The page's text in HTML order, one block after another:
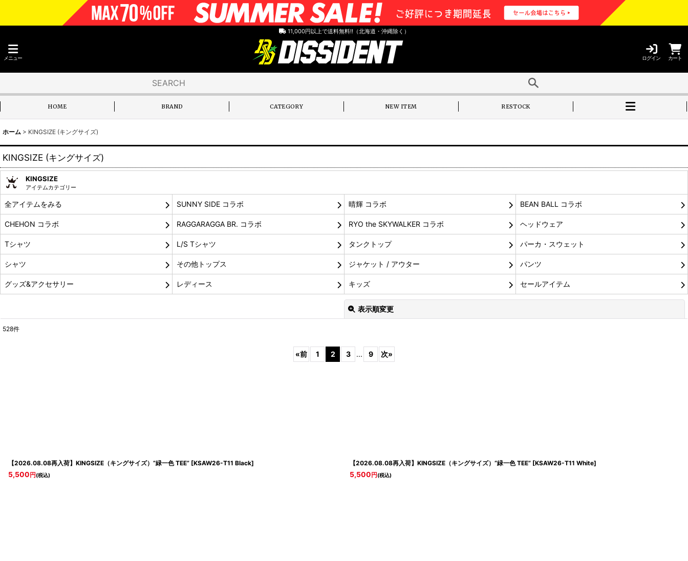
11,000円以上で送料無料!!（北海道・沖縄除く）
メニュー ログイン カート
HOME BRAND CATEGORY NEW ITEM RESTOCK
ホーム > KINGSIZE (キングサイズ)
KINGSIZE (キングサイズ)
KINGSIZE
アイテムカテゴリー
全アイテムをみる SUNNY SIDE コラボ 晴輝 コラボ BEAN BALL コラボ
CHEHON コラボ RAGGARAGGA BR. コラボ RYO the SKYWALKER コラボ ヘッドウェア
Tシャツ L/S Tシャツ タンクトップ パーカ・スウェット
シャツ その他トップス ジャケット / アウター パンツ
グッズ&アクセサリー レディース キッズ セールアイテム
表示順変更
528件
«前 1 2 3 ... 9 次»
【2026.08.08再入荷】KINGSIZE（キングサイズ）“緑一色 TEE” [KSAW26-T11 Black]
5,500 円 (税込)
【2026.08.08再入荷】KINGSIZE（キングサイズ）“緑一色 TEE” [KSAW26-T11 White]
5,500 円 (税込)